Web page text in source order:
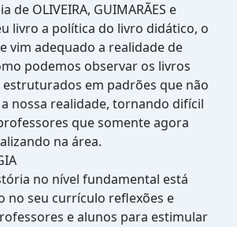
de OLIVEIRA, GUIMARÃES e
livro a política do livro didático, o
vim adequado a realidade de
podemos observar os livros
em padrões que não
nossa realidade, tornando difícil
que somente agora
na área.
no nível fundamental está
no seu currículo reflexões e
e alunos para estimular